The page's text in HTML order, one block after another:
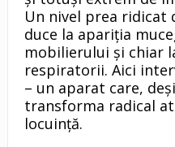
Un nivel prea ridicat
duce la apariția
mobilierului și chiar
respiratorii. Aici
– un aparat care,
transforma radical
locuință.